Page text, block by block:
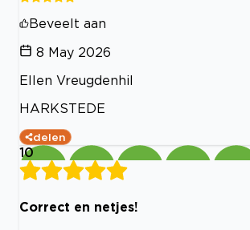
Beveelt aan
8 May 2026
Ellen Vreugdenhil
HARKSTEDE
delen
10
Correct en netjes!